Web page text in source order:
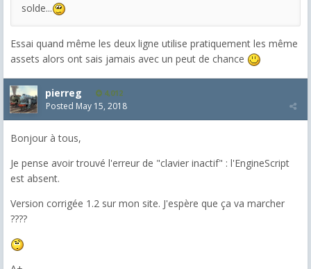
solde...
Essai quand même les deux ligne utilise pratiquement les même
assets alors ont sais jamais avec un peut de chance
pierreg 4,012
Posted May 15, 2018
Bonjour à tous,
Je pense avoir trouvé l'erreur de "clavier inactif" : l'EngineScript
est absent.
Version corrigée 1.2 sur mon site. J'espère que ça va marcher
????